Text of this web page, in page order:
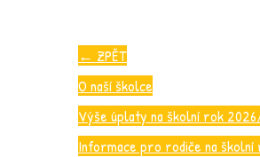
← ZPĚT
O naší školce
Výše úplaty na školní rok
Informace pro rodiče na